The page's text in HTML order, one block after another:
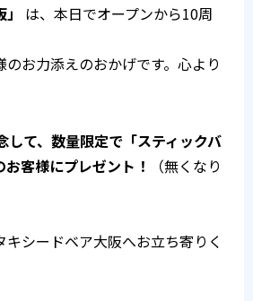
は、本日でオープンから10周
のお力添えのおかげです。心より
して、数量限定で「スティックバ
客様にプレゼント！
（無くなり
シードベア大阪へお立ち寄りく